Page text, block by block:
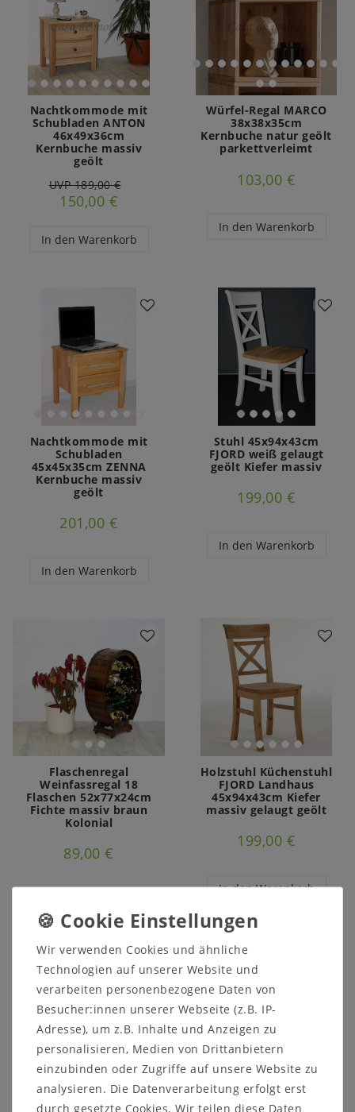
Nachtkommode mit
Schubladen ANTON
46x49x36cm
Kernbuche massiv
geölt
UVP 189,00 €
150,00 €
In den Warenkorb
Würfel-Regal MARCO
38x38x35cm
Kernbuche natur geölt
parkettverleimt
103,00 €
In den Warenkorb
Nachtkommode mit
Schubladen
45x45x35cm ZENNA
Kernbuche massiv
geölt
201,00 €
In den Warenkorb
Stuhl 45x94x43cm
FJORD weiß gelaugt
geölt Kiefer massiv
199,00 €
In den Warenkorb
Flaschenregal
Weinfassregal 18
Flaschen 52x77x24cm
Fichte massiv braun
Kolonial
89,00 €
Holzstuhl Küchenstuhl
FJORD Landhaus
45x94x43cm Kiefer
massiv gelaugt geölt
199,00 €
In den Warenkorb
Würfel-Regal MARCO
Holzstuhl Stühle JAN
Wir verwenden Cookies und ähnliche
Technologien auf unserer Website und
verarbeiten personenbezogene Daten von
Besucher:innen unserer Webseite (z.B. IP-
Adresse), um z.B. Inhalte und Anzeigen zu
personalisieren, Medien von Drittanbietern
einzubinden oder Zugriffe auf unsere Website zu
analysieren. Die Datenverarbeitung erfolgt erst
durch gesetzte Cookies. Wir teilen diese Daten